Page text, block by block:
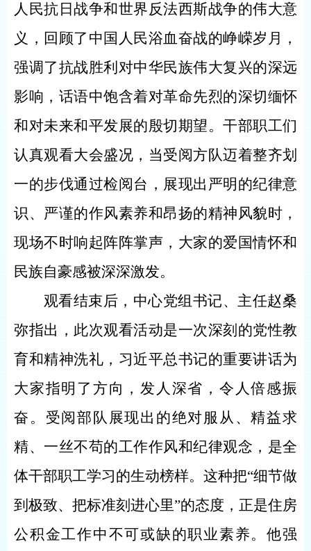
人民抗日战争和世界反法西斯战争的伟大意
义，回顾了中国人民浴血奋战的峥嵘岁月，
强调了抗战胜利对中华民族伟大复兴的深远
影响，话语中饱含着对革命先烈的深切缅怀
和对未来和平发展的殷切期望。干部职工们
认真观看大会盛况，当受阅方队迈着整齐划
一的步伐通过检阅台，展现出严明的纪律意
识、严谨的作风素养和昂扬的精神风貌时，
现场不时响起阵阵掌声，大家的爱国情怀和
民族自豪感被深深激发。
观看结束后，中心党组书记、主任赵桑
弥指出，此次观看活动是一次深刻的党性教
育和精神洗礼，习近平总书记的重要讲话为
大家指明了方向，发人深省，令人倍感振
奋。受阅部队展现出的绝对服从、精益求
精、一丝不苟的工作作风和纪律观念，是全
体干部职工学习的生动榜样。这种把“细节做
到极致、把标准刻进心里”的态度，正是住房
公积金工作中不可或缺的职业素养。他强